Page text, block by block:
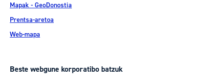
Mapak - GeoDonostia
Prentsa-aretoa
Web-mapa
Beste webgune korporatibo batzuk